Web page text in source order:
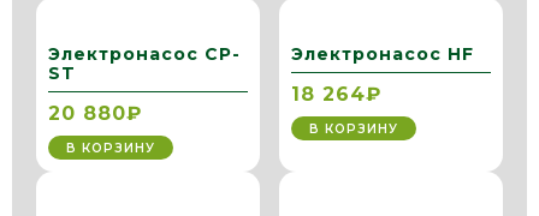
Электронасос CP-
ST
20 880₽
В КОРЗИНУ
Электронасос HF
18 264₽
В КОРЗИНУ